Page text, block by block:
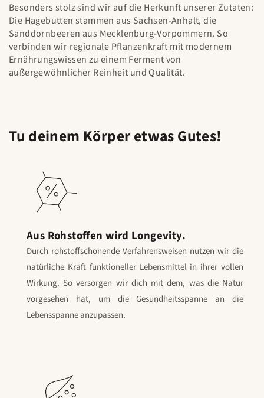
Besonders stolz sind wir auf die Herkunft unserer Zutaten:
Die Hagebutten stammen aus Sachsen-Anhalt, die
Sanddornbeeren aus Mecklenburg-Vorpommern. So
verbinden wir regionale Pflanzenkraft mit modernem
Ernährungswissen zu einem Ferment von
außergewöhnlicher Reinheit und Qualität.
Tu deinem Körper etwas Gutes!
Aus Rohstoffen wird Longevity.
Durch rohstoffschonende Verfahrensweisen nutzen wir die
natürliche Kraft funktioneller Lebensmittel in ihrer vollen
Wirkung. So versorgen wir dich mit dem, was die Natur
vorgesehen hat, um die Gesundheitsspanne an die
Lebensspanne anzupassen.